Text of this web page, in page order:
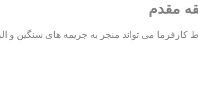
مقدم
می تواند منجر به جریمه های سنگین و